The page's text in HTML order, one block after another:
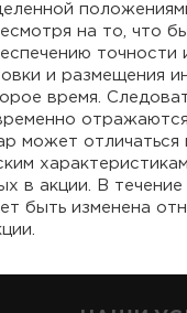
на то, что
точности
и размещения
время.
отражаются
может отличаться
в акции. В течение
быть изменена